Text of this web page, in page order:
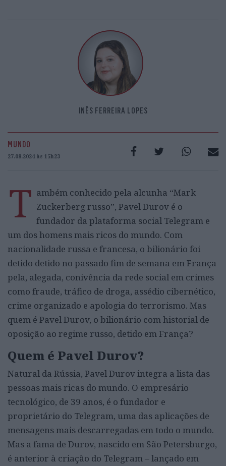
INÊS FERREIRA LOPES
MUNDO
27.08.2024 às 15h23
T ambém conhecido pela alcunha “Mark
Zuckerberg russo”, Pavel Durov é o
fundador da plataforma social Telegram e
um dos homens mais ricos do mundo. Com
nacionalidade russa e francesa, o bilionário foi
detido detido no passado fim de semana em França
pela, alegada, conivência da rede social em crimes
como fraude, tráfico de droga, assédio cibernético,
crime organizado e apologia do terrorismo. Mas
quem é Pavel Durov, o bilionário com historial de
oposição ao regime russo, detido em França?
Quem é Pavel Durov?
Natural da Rússia, Pavel Durov integra a lista das
pessoas mais ricas do mundo. O empresário
tecnológico, de 39 anos, é o fundador e
proprietário do Telegram, uma das aplicações de
mensagens mais descarregadas em todo o mundo.
Mas a fama de Durov, nascido em São Petersburgo,
é anterior à criação do Telegram – lançado em